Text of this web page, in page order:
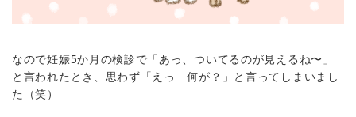
なので妊娠5か月の検診で「あっ、ついてるのが見えるね〜」
と言われたとき、思わず「えっ 何が？」と言ってしまいまし
た（笑）